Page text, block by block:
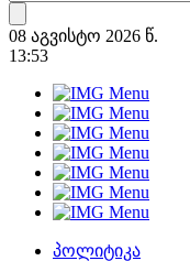
08 აგვისტო 2026 წ.
13:53
პოლიტიკა